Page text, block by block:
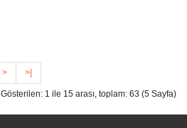
> >|
Gösterilen: 1 ile 15 arası, toplam: 63 (5 Sayfa)